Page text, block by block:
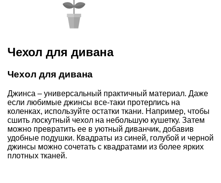
Чехол для дивана
Чехол для дивана
Джинса – универсальный практичный материал. Даже
если любимые джинсы все-таки протерлись на
коленках, используйте остатки ткани. Например, чтобы
сшить лоскутный чехол на небольшую кушетку. Затем
можно превратить ее в уютный диванчик, добавив
удобные подушки. Квадраты из синей, голубой и черной
джинсы можно сочетать с квадратами из более ярких
плотных тканей.